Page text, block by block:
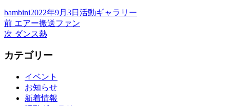
投
稿
者
bambini投
稿
日:
2022年9月3日 カ
テ
活動ギャラリー
投
稿
ナ
前 前
の
稿:
エアー搬送ファン
次 次
投
ダンス熱
カテゴリー
イベント
お知らせ
新着情報